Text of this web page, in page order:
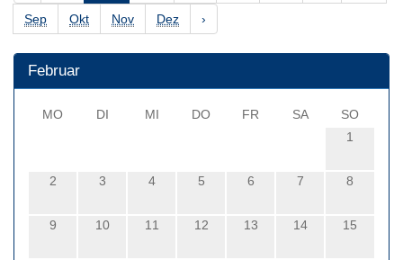
Sep Okt Nov Dez ›
Februar
MO DI MI DO FR SA
SO
1
2 3 4 5 6 7 8
9 10 11 12 13 14 15